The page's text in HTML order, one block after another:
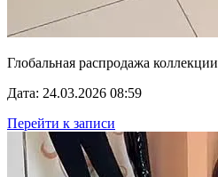
Глобальная распродажа коллекции
Дата: 24.03.2026 08:59
Перейти к записи